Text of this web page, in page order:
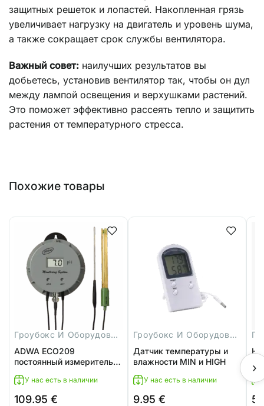
защитных решеток и лопастей. Накопленная грязь
увеличивает нагрузку на двигатель и уровень шума,
а также сокращает срок службы вентилятора.
Важный совет: наилучших результатов вы
добьетесь, установив вентилятор так, чтобы он дул
между лампой освещения и верхушками растений.
Это поможет эффективно рассеять тепло и защитить
растения от температурного стресса.
Похожие товары
Гроубокс И Оборудование
ADWA ECO209
постоянный измеритель
У нас есть в наличии
109.95 €
Гроубокс И Оборудование
Датчик температуры и
влажности MIN и HIGH
У нас есть в наличии
9.95 €
›